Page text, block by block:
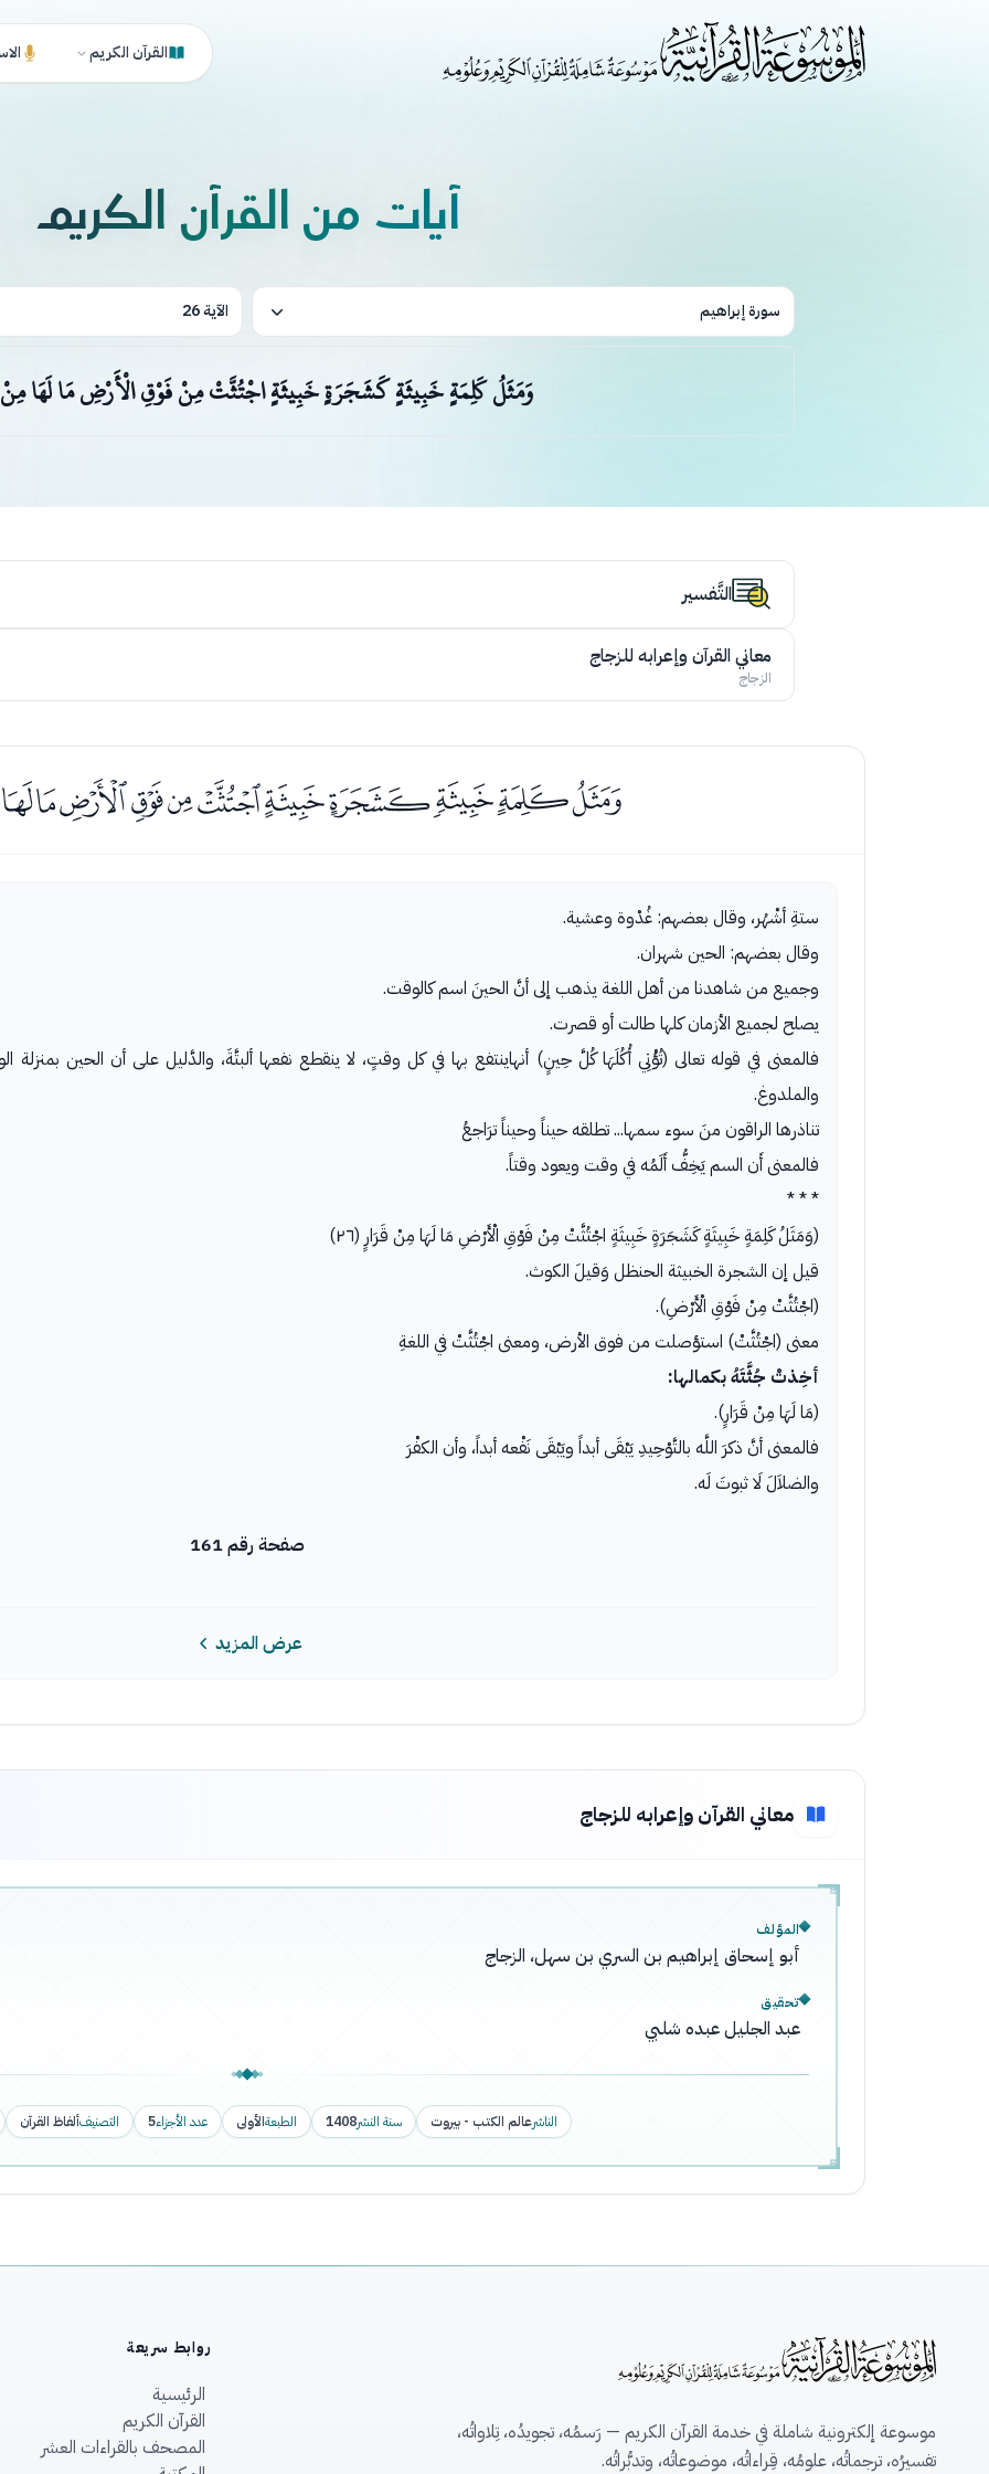
القرآن الكريم
آيات من القرآن الكريم
سورة إبراهيم الآية 26
وَمَثَلُ كَلِمَةٍ خَبِيثَةٍ كَشَجَرَةٍ خَبِيثَةٍ اجْتُثَّتْ مِنْ فَوْقِ الْأَرْضِ مَا لَهَا
التَّفسير
معاني القرآن وإعرابه للزجاج
الزجاج
ستةِ أشْهُر، وقال بعضهم: غُدْوة وعشية.
وقال بعضهم: الحين شهران.
وجميع من شاهدنا من أهل اللغة يذهب إلى أنَّ الحينَ اسم كالوقت.
يصلح لجميع الأزمان كلها طالت أو قصرت.
فالمعنى في قوله تعالى (تُؤْتِي أُكُلَهَا كُلَّ حِينٍ) أنهاينتفع بها في كل وقتٍ، لا ينقطع نفعها ألبتَّةَ، والدَّليل على أن الحين
والملدوغ.
تناذرها الراقون منَ سوء سمها... تطلقه حيناً وحيناً ترَاجعُ
فالمعنى أَن السم يَخِفُّ أَلَمُه في وقت ويعود وقتاً.
* * *
(وَمَثَلُ كَلِمَةٍ خَبِيثَةٍ كَشَجَرَةٍ خَبِيثَةٍ اجْتُثَّتْ مِنْ فَوْقِ الْأَرْضِ مَا لَهَا مِنْ قَرَارٍ (٢٦)
قيل إن الشجرة الخبيثة الحنظل وَقيلَ الكوث.
(اجْتُثَّتْ مِنْ فَوْقِ الْأَرْضِ).
معنى (اجْتُثَّتْ) استؤصلت من فوق الأرض، ومعنى اجْتُثَّتْ في اللغةِ
أخِذتْ جُثَّتَهُ بكمالها:
(مَا لَهَا مِنْ قَرَارٍ).
فالمعنى أنَّ ذكرَ اللَّه بالتَّوْحِيدِ يَبْقَى أبداً ويَبْقَى نَفْعه أبداً، وأن الكفْرَ
والضلاَلَ لَا ثبوتَ لَه.
صفحة رقم 161
عرض المزيد
معاني القرآن وإعرابه للزجاج
المؤلف
أبو إسحاق إبراهيم بن السري بن سهل، الزجاج
تحقيق
عبد الجليل عبده شلبي
الناشرعالم الكتب - بيروت سنة النشر1408 الطبعةالأولى عدد الأجزاء5 التصنيفألفاظ القرآن
موسوعة إلكترونية شاملة في خدمة القرآن الكريم — رَسمُه، تجويدُه، تِلاواتُه،
تفسيرُه، ترجماتُه، علومُه، قِراءاتُه، موضوعاتُه، وتدبُّراتُه.
روابط سريعة
الرئيسية
القرآن الكريم
المصحف بالقراءات العشر